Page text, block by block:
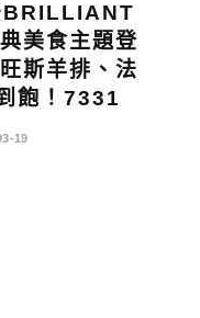
BRILLIANT
美食主題登
斯羊排、法
飽！7331
19